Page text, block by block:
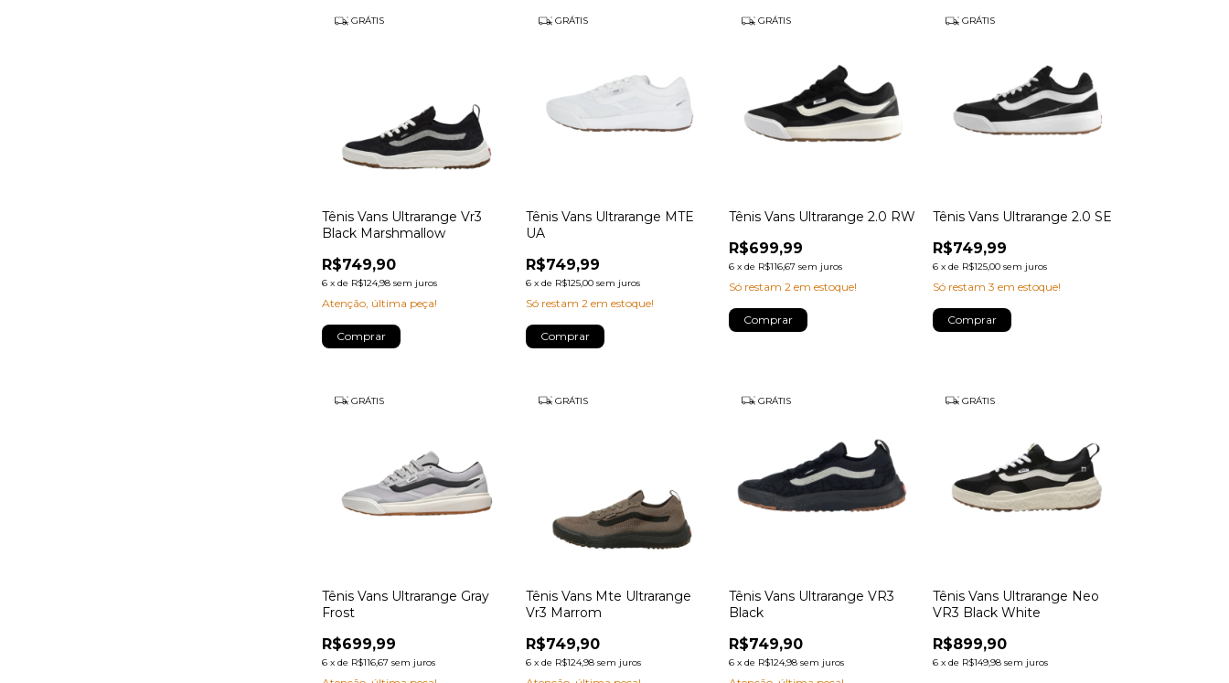
GRÁTIS
Tênis Vans Ultrarange Vr3
Black Marshmallow
R$749,90
6 xde R$124,98 sem juros
Atenção, última peça!
Comprar
GRÁTIS
Tênis Vans Ultrarange MTE
UA
R$749,99
6 x de R$125,00 sem juros
Só restam 2 em estoque!
Comprar
GRÁTIS
Tênis Vans Ultrarange 2.0 RW
R$699,99
6 xde R$116,67 sem juros
Só restam2 em estoque!
Comprar
GRÁTIS
Tênis Vans Ultrarange 2.0 SE
R$749,99
6 x de R$125,00 sem juros
Só restam 3 em estoque!
Comprar
GRÁTIS
Tênis Vans Ultrarange Gray
Frost
R$699,99
6 xde R$116,67 sem juros
GRÁTIS
Tênis Vans Mte Ultrarange
Vr3 Marrom
R$749,90
6 x de R$124,98 sem juros
GRÁTIS
Tênis Vans Ultrarange VR3
Black
R$749,90
6 xde R$124,98 sem juros
GRÁTIS
Tênis Vans Ultrarange Neo
VR3 Black White
R$899,90
6 x de R$149,98 sem juros